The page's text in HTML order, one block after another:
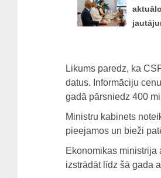
Likums paredz, ka
datus. Informāciju
gadā pārsniedz 400
Ministru kabinets
pieejamos un bieži
Ekonomikas
izstrādāt līdz šā gada